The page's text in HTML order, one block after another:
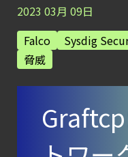
2026
年に
4 つ
【ブ
2023 03月 09日
Falco
Sysdig
脅威